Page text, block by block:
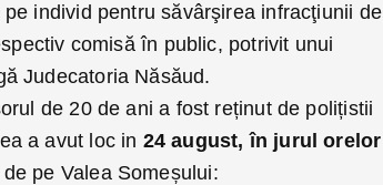
individ pentru săvârşirea infracţiunii de
comisă în public, potrivit unui
Judecatoria Năsăud.
de 20 de ani a fost reținut de polițistii
a avut loc in 24 august, în jurul orelor
pe Valea Someșului: